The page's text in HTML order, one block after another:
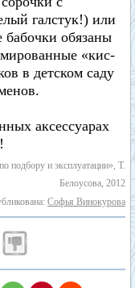
галстук!) или
обязаны
«кис-
в детском саду
аксессуарах
подбору и эксплуатации», Т.
Белоусова, 2012
Софья Винокурова